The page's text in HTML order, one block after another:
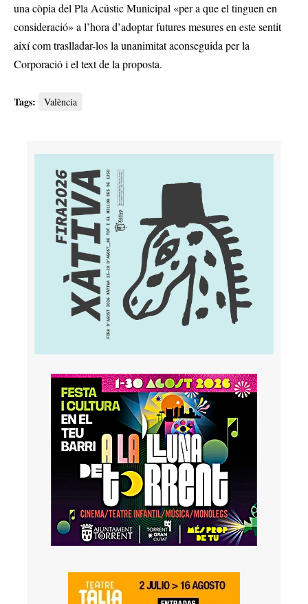
una còpia del Pla Acústic Municipal «per a que el tinguen en
consideració» a l’hora d’adoptar futures mesures en este sentit
així com traslladar-los la unanimitat aconseguida per la
Corporació i el text de la proposta.
Tags: València